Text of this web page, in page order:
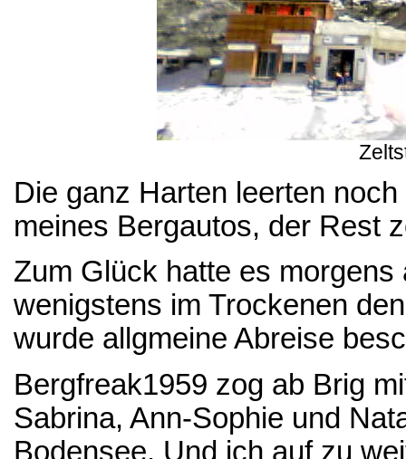
Die ganz Harten leerten
meines Bergautos, der Rest
Zum Glück hatte es
wenigstens im Trockenen
wurde allgmeine Abreise
Bergfreak1959 zog ab Brig
Sabrina, Ann-Sophie und
Bodensee. Und ich auf zu